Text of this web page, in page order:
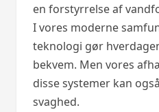
en forstyrrelse af
I vores moderne
teknologi gør
bekvem. Men vores
disse systemer kan
svaghed.